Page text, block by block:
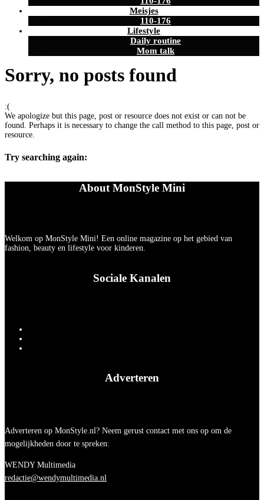
Meisjes
110-176
Lifestyle
Daily routine
Mom talk
Sorry, no posts found
:(
We apologize but this page, post or resource does not exist or can not be
found. Perhaps it is necessary to change the call method to this page, post or
resource.
Try searching again:
About MonStyle Mini
Welkom op MonStyle Mini! Een online magazine op het gebied van
fashion, beauty en lifestyle voor kinderen.
Sociale Kanalen
Adverteren
Adverteren op MonStyle.nl? Neem gerust contact met ons op om de
mogelijkheden door te spreken:
WENDY Multimedia
redactie@wendymultimedia.nl